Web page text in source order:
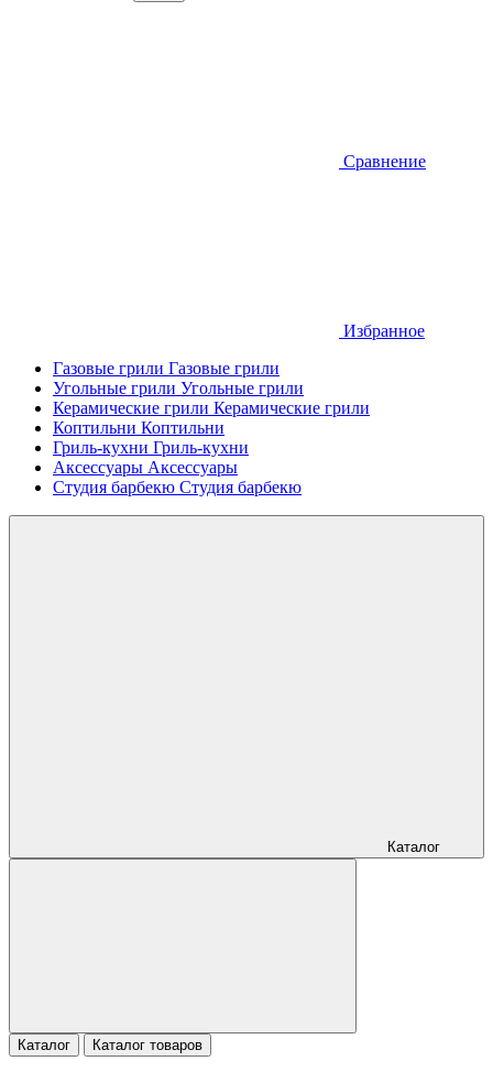
Сравнение
Избранное
Газовые грили Газовые грили
Угольные грили Угольные грили
Керамические грили Керамические грили
Коптильни Коптильни
Гриль-кухни Гриль-кухни
Аксессуары Аксессуары
Студия барбекю Студия барбекю
Каталог
Каталог Каталог товаров